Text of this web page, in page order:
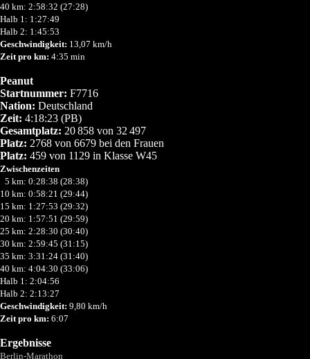
40 km: 2:58:32 (27:28)
Halb 1: 1:27:49
Halb 2: 1:45:53
Geschwindigkeit: 13,07 km/h
Zeit pro km: 4:35 min
Peanut
Startnummer: F7716
Nation: Deutschland
Zeit: 4:18:23 (PB)
Gesamtplatz: 20858 von 32 497
Platz: 2768 von 6679 bei den Frauen
Platz: 459 von 1129 in Klasse W45
Zwischenzeiten
5 km: 0:28:38 (28:38)
10 km: 0:58:21 (29:44)
15 km: 1:27:53 (29:32)
20 km: 1:57:51 (29:59)
25 km: 2:28:30 (30:40)
30 km: 2:59:45 (31:15)
35 km: 3:31:24 (31:40)
40 km: 4:04:30 (33:06)
Halb 1: 2:04:56
Halb 2: 2:13:27
Geschwindigkeit: 9,80 km/h
Zeit pro km: 6:07
Ergebnisse
Berlin-Marathon